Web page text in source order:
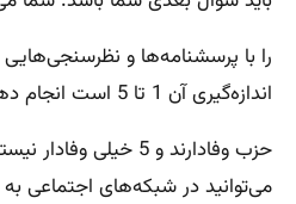
را با پرسشنامه‌ها و
اندازه‌گیری آن 1 تا 5 است انجام دهید. 1 به معنای کاملاً به
حزب وفادارند و 5
می‌توانید در شبکه‌های اجتماعی